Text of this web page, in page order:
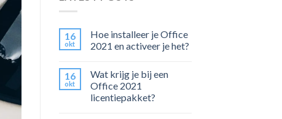
16
okt
Hoe installeer je Office
2021 en activeer je het?
16
okt
Wat krijg je bij een
Office 2021
licentiepakket?